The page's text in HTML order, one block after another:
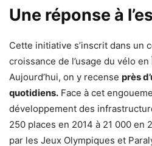
Une réponse à
Cette initiative s’inscrit dans un
croissance de l’usage du vélo
Aujourd’hui, on y recense près
quotidiens. Face à cet
développement des
250 places en 2014 à 21 000 en
par les Jeux Olympiques et